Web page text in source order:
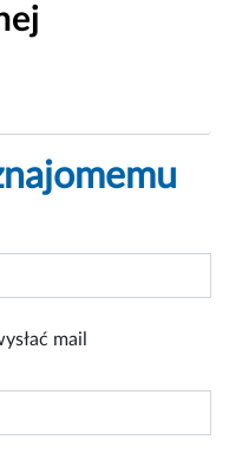
mail